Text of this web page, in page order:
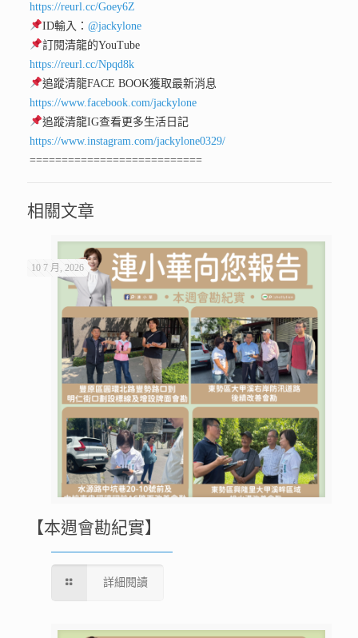
https://reurl.cc/Goey6Z
ID輸入：@jackylone
訂閱清龍的YouTube
https://reurl.cc/Npqd8k
追蹤清龍FACE BOOK獲取最新消息
https://www.facebook.com/jackylone
追蹤清龍IG查看更多生活日記
https://www.instagram.com/jackylone0329/
===========================
相關文章
10 7 月, 2026
【本週會勘紀實】
詳細閱讀